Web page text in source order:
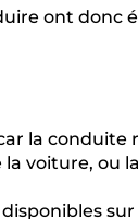
ont donc
la conduite
voiture, ou